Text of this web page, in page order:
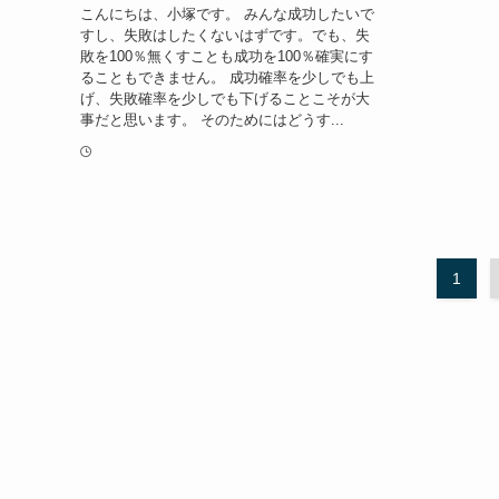
こんにちは、小塚です。 みんな成功したいで
すし、失敗はしたくないはずです。でも、失
敗を100％無くすことも成功を100％確実にす
ることもできません。 成功確率を少しでも上
げ、失敗確率を少しでも下げることこそが大
事だと思います。 そのためにはどうす...
1